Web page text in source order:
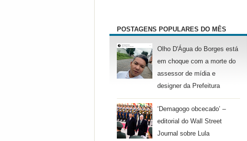
POSTAGENS POPULARES DO MÊS
Olho D'Água do Borges está
em choque com a morte do
assessor de mídia e
designer da Prefeitura
‘Demagogo obcecado’ –
editorial do Wall Street
Journal sobre Lula